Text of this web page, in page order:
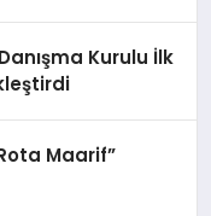
Kurulu İlk
Maarif”